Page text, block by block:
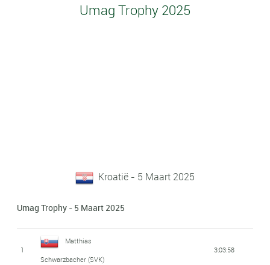
Umag Trophy 2025
Kroatië - 5 Maart 2025
Umag Trophy - 5 Maart 2025
1
Matthias
Schwarzbacher (SVK)
3:03:58